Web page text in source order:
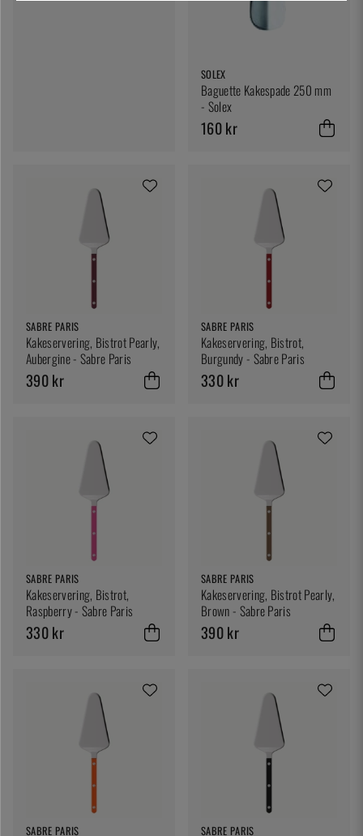
SOLEX
Baguette Kakespade 250 mm
- Solex
160 kr
SABRE PARIS
Kakeservering, Bistrot Pearly,
Aubergine - Sabre Paris
390 kr
SABRE PARIS
Kakeservering, Bistrot,
Burgundy - Sabre Paris
330 kr
SABRE PARIS
Kakeservering, Bistrot,
Raspberry - Sabre Paris
330 kr
SABRE PARIS
Kakeservering, Bistrot Pearly,
Brown - Sabre Paris
390 kr
SABRE PARIS SABRE PARIS